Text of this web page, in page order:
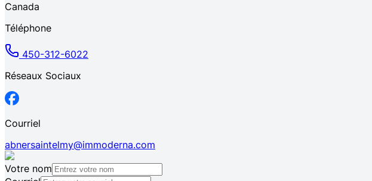
Canada
Téléphone
450-312-6022
Réseaux Sociaux
Courriel
abnersaintelmy@immoderna.com
Votre nom